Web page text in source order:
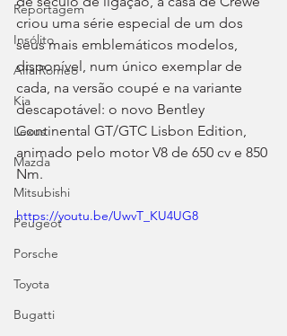
Reportagem
Insólito
Alfa Romeo
Kia
Lexus
Mazda
Mitsubishi
Peugeot
Porsche
Toyota
Bugatti
criou uma série especial de um dos
seus mais emblemáticos modelos,
disponível, num único exemplar de
cada, na versão coupé e na variante
descapotável: o novo Bentley
Continental GT/GTC Lisbon Edition,
animado pelo motor V8 de 650 cv e 850
Nm.
https://youtu.be/UwvT_KU4UG8